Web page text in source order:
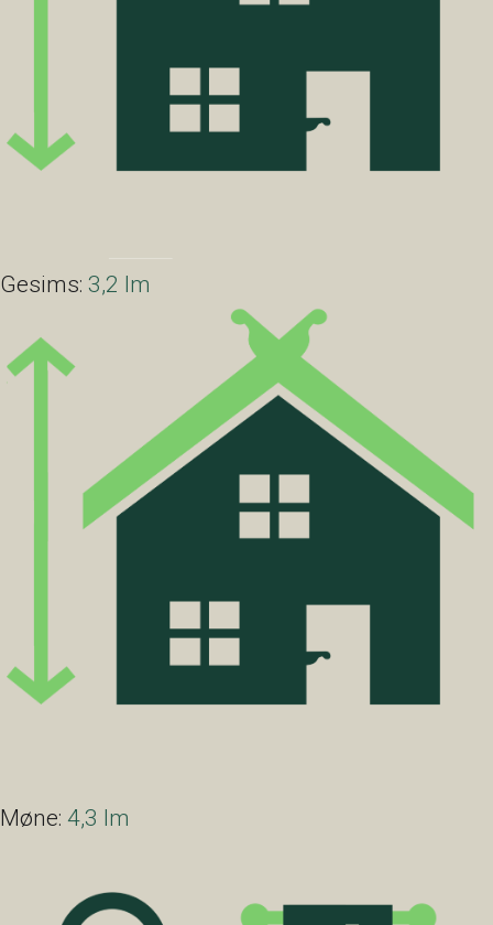
Gesims: 3,2 lm
Møne: 4,3 lm